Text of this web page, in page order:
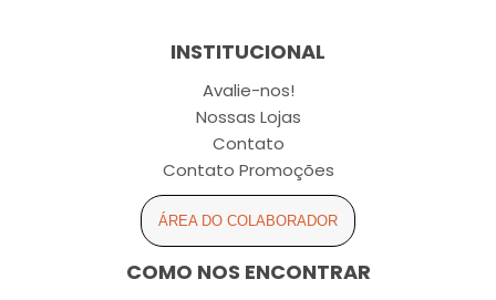
INSTITUCIONAL
Avalie-nos!
Nossas Lojas
Contato
Contato Promoções
ÁREA DO COLABORADOR
COMO NOS ENCONTRAR